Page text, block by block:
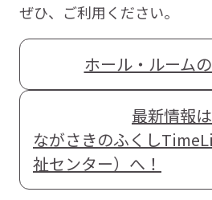
ぜひ、ご利用ください。
ホール・ルーム
最新情報は
ながさきのふくし
祉センター）へ！